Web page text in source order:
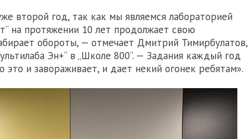
второй год, так как мы являемся лабораторией
на протяжении 10 лет продолжает свою
обороты, — отмечает Дмитрий Тимирбулатов,
Эн+“ в „Школе 800“. — Задания каждый год
это и завораживает, и дает некий огонек ребятам».